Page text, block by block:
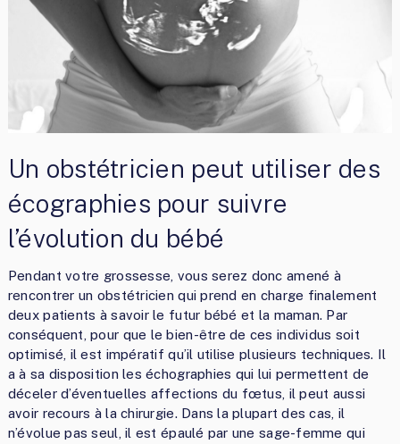
Un obstétricien peut utiliser des
écographies pour suivre
l’évolution du bébé
Pendant votre grossesse, vous serez donc amené à
rencontrer un obstétricien qui prend en charge finalement
deux patients à savoir le futur bébé et la maman. Par
conséquent, pour que le bien-être de ces individus soit
optimisé, il est impératif qu’il utilise plusieurs techniques. Il
a à sa disposition les échographies qui lui permettent de
déceler d’éventuelles affections du fœtus, il peut aussi
avoir recours à la chirurgie. Dans la plupart des cas, il
n’évolue pas seul, il est épaulé par une sage-femme qui